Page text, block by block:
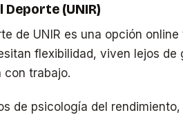
(UNIR)
de UNIR es una opción online
flexibilidad, viven lejos de
con trabajo.
de psicología del rendimiento,